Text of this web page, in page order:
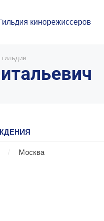
кинорежиссеров
/ Москва